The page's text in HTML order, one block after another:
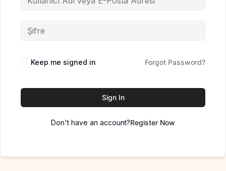
Keep me signed in Forgot Password?
Sign In
Don't have an account?Register Now